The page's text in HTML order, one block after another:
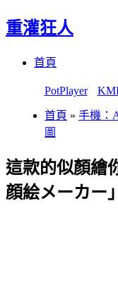
重灌狂人
首頁
PotPlayer
首頁 » 手機：
圖
這款的似顏繪
顔絵メーカー」